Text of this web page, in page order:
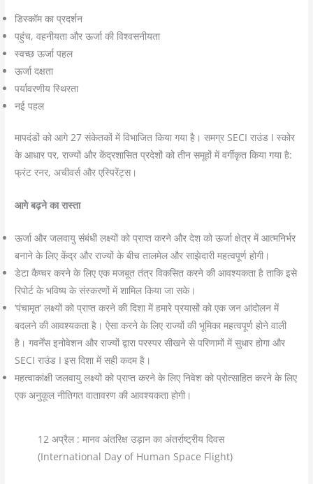
डिस्कॉम का प्रदर्शन
पहुंच, वहनीयता और ऊर्जा की विश्वसनीयता
स्वच्छ ऊर्जा पहल
ऊर्जा दक्षता
पर्यावरणीय स्थिरता
नई पहल
मापदंडों को आगे 27 संकेतकों में विभाजित किया गया है। समग्र SECI राउंड I स्कोर
के आधार पर, राज्यों और केंद्रशासित प्रदेशों को तीन समूहों में वर्गीकृत किया गया है:
फ्रंट रनर, अचीवर्स और एस्पिरेंट्स।
आगे बढ़ने का रास्ता
ऊर्जा और जलवायु संबंधी लक्ष्यों को प्राप्त करने और देश को ऊर्जा क्षेत्र में आत्मनिर्भर
बनाने के लिए केंद्र और राज्यों के बीच तालमेल और साझेदारी महत्वपूर्ण होगी।
डेटा कैप्चर करने के लिए एक मजबूत तंत्र विकसित करने की आवश्यकता है ताकि इसे
रिपोर्ट के भविष्य के संस्करणों में शामिल किया जा सके।
‘पंचामृत’ लक्ष्यों को प्राप्त करने की दिशा में हमारे प्रयासों को एक जन आंदोलन में
बदलने की आवश्यकता है। ऐसा करने के लिए राज्यों की भूमिका महत्वपूर्ण होने वाली
है। गवर्नेंस इनोवेशन और राज्यों द्वारा परस्पर सीखने से परिणामों में सुधार होगा और
SECI राउंड I इस दिशा में सही कदम है।
महत्वाकांक्षी जलवायु लक्ष्यों को प्राप्त करने के लिए निवेश को प्रोत्साहित करने के लिए
एक अनुकूल नीतिगत वातावरण की आवश्यकता होगी।
12 अप्रैल : मानव अंतरिक्ष उड़ान का अंतर्राष्ट्रीय दिवस
(International Day of Human Space Flight)